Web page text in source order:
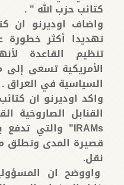
كتائب حزب الله " .
واضاف اوديرنو ان
تهديدا أكثر خطورة
تنظيم القاعدة
الأمريكية تسعى
السياسية في العراق
واكد اوديرنو ان
القنابل الصاروخية
قصيرة المدى وتطلق
نقل.
واووضح ان